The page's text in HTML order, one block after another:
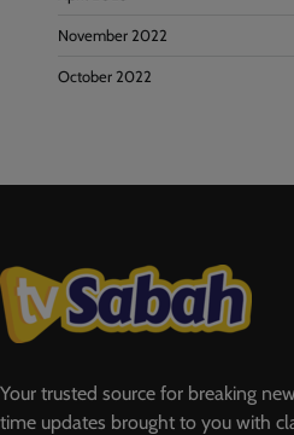
November 2022
October 2022
Your trusted source for breaking
time updates brought to you with